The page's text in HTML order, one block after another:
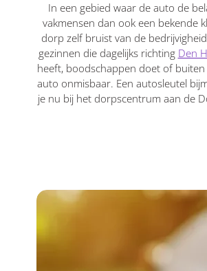
In een gebied waar de auto de
vakmensen dan ook een bekende
dorp zelf bruist van de
gezinnen die dagelijks richting Den
heeft, boodschappen doet of
auto onmisbaar. Een autosleutel
je nu bij het dorpscentrum aan de